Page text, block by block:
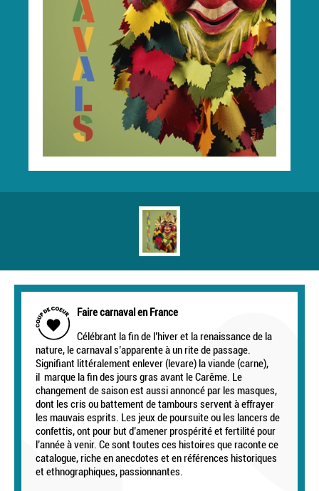
Faire carnaval en France
Célébrant la fin de l’hiver et la renaissance de la
nature, le carnaval s’apparente à un rite de passage.
Signifiant littéralement enlever (levare) la viande (carne),
il marque la fin des jours gras avant le Carême. Le
changement de saison est aussi annoncé par les masques,
dont les cris ou battement de tambours servent à effrayer
les mauvais esprits. Les jeux de poursuite ou les lancers de
confettis, ont pour but d’amener prospérité et fertilité pour
l’année à venir. Ce sont toutes ces histoires que raconte ce
catalogue, riche en anecdotes et en références historiques
et ethnographiques, passionnantes.